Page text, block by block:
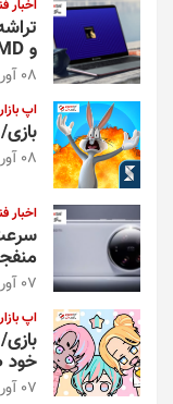
اخبار
و AMD را شکست داد
08 آوریل 2024
اپ بازار
بازی/ Looney Tunes؛ شهری بزرگ بسازید
08 آوریل 2024
اخبار
07 آوریل 2024
اپ بازار
خود
07 آوریل 2024